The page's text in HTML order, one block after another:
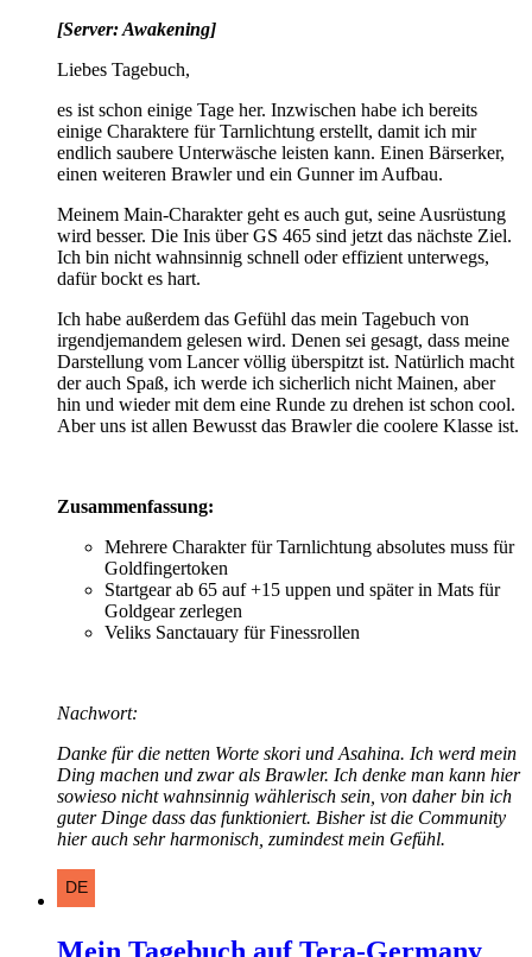
[Server: Awakening]
Liebes Tagebuch,
es ist schon einige Tage her. Inzwischen habe ich bereits
einige Charaktere für Tarnlichtung erstellt, damit ich mir
endlich saubere Unterwäsche leisten kann. Einen Bärserker,
einen weiteren Brawler und ein Gunner im Aufbau.
Meinem Main-Charakter geht es auch gut, seine Ausrüstung
wird besser. Die Inis über GS 465 sind jetzt das nächste Ziel.
Ich bin nicht wahnsinnig schnell oder effizient unterwegs,
dafür bockt es hart.
Ich habe außerdem das Gefühl das mein Tagebuch von
irgendjemandem gelesen wird. Denen sei gesagt, dass meine
Darstellung vom Lancer völlig überspitzt ist. Natürlich macht
der auch Spaß, ich werde ich sicherlich nicht Mainen, aber
hin und wieder mit dem eine Runde zu drehen ist schon cool.
Aber uns ist allen Bewusst das Brawler die coolere Klasse ist.
Zusammenfassung:
Mehrere Charakter für Tarnlichtung absolutes muss für
Goldfingertoken
Startgear ab 65 auf +15 uppen und später in Mats für
Goldgear zerlegen
Veliks Sanctauary für Finessrollen
Nachwort:
Danke für die netten Worte skori und Asahina. Ich werd mein
Ding machen und zwar als Brawler. Ich denke man kann hier
sowieso nicht wahnsinnig wählerisch sein, von daher bin ich
guter Dinge dass das funktioniert. Bisher ist die Community
hier auch sehr harmonisch, zumindest mein Gefühl.
Mein Tagebuch auf Tera-Germany